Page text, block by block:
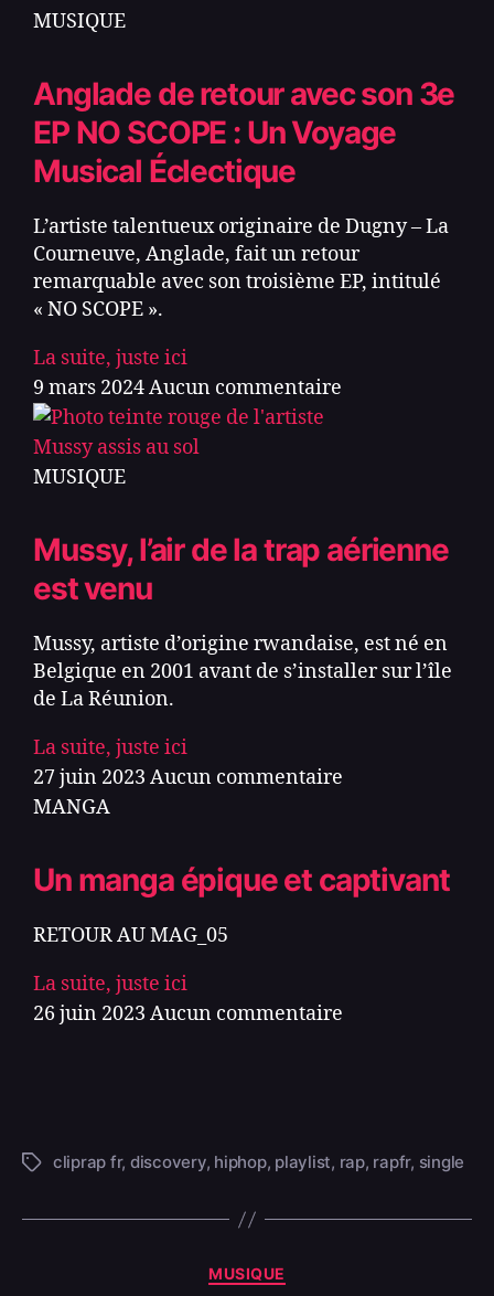
MUSIQUE
Anglade de retour avec son 3e
EP NO SCOPE : Un Voyage
Musical Éclectique
L’artiste talentueux originaire de Dugny – La
Courneuve, Anglade, fait un retour
remarquable avec son troisième EP, intitulé
« NO SCOPE ».
La suite, juste ici
9 mars 2024Aucun commentaire
MUSIQUE
Mussy, l’air de la trap aérienne
est venu
Mussy, artiste d’origine rwandaise, est né en
Belgique en 2001 avant de s’installer sur l’île
de La Réunion.
La suite, juste ici
27 juin 2023 Aucun commentaire
MANGA
Un manga épique et captivant
RETOUR AU MAG_05
La suite, juste ici
26 juin 2023 Aucun commentaire
cliprap fr, discovery, hiphop, playlist, rap, rapfr, single
MUSIQUE